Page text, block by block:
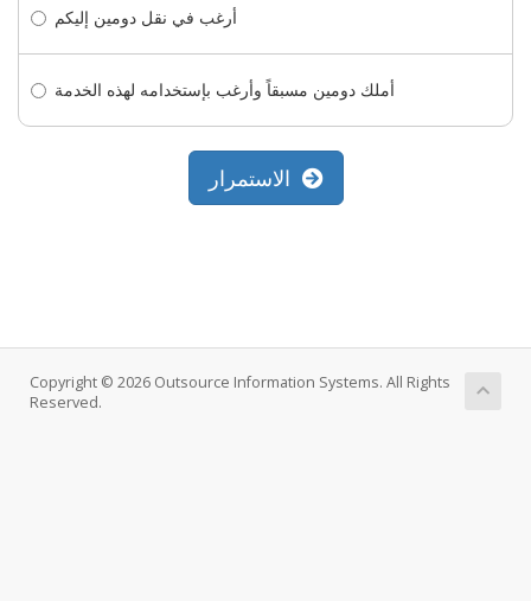
أرغب في نقل دومين إليكم
أملك دومين مسبقاً وأرغب بإستخدامه لهذه الخدمة
Copyright © 2026 Outsource Information Systems. All Rights
Reserved.